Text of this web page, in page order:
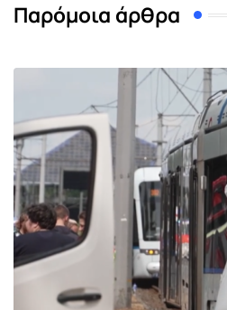
Παρόμοια άρθρα